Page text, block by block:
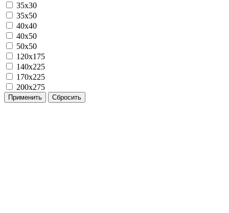
35x30
35x50
40x40
40x50
50x50
120х175
140х225
170х225
200х275
Применить Сбросить